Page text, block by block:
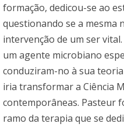
formação, dedicou-se ao
questionando se a mesma
intervenção de um ser
um agente microbiano
conduziram-no à sua
iria transformar a Ciência
contemporâneas. Pasteur
ramo da terapia que se